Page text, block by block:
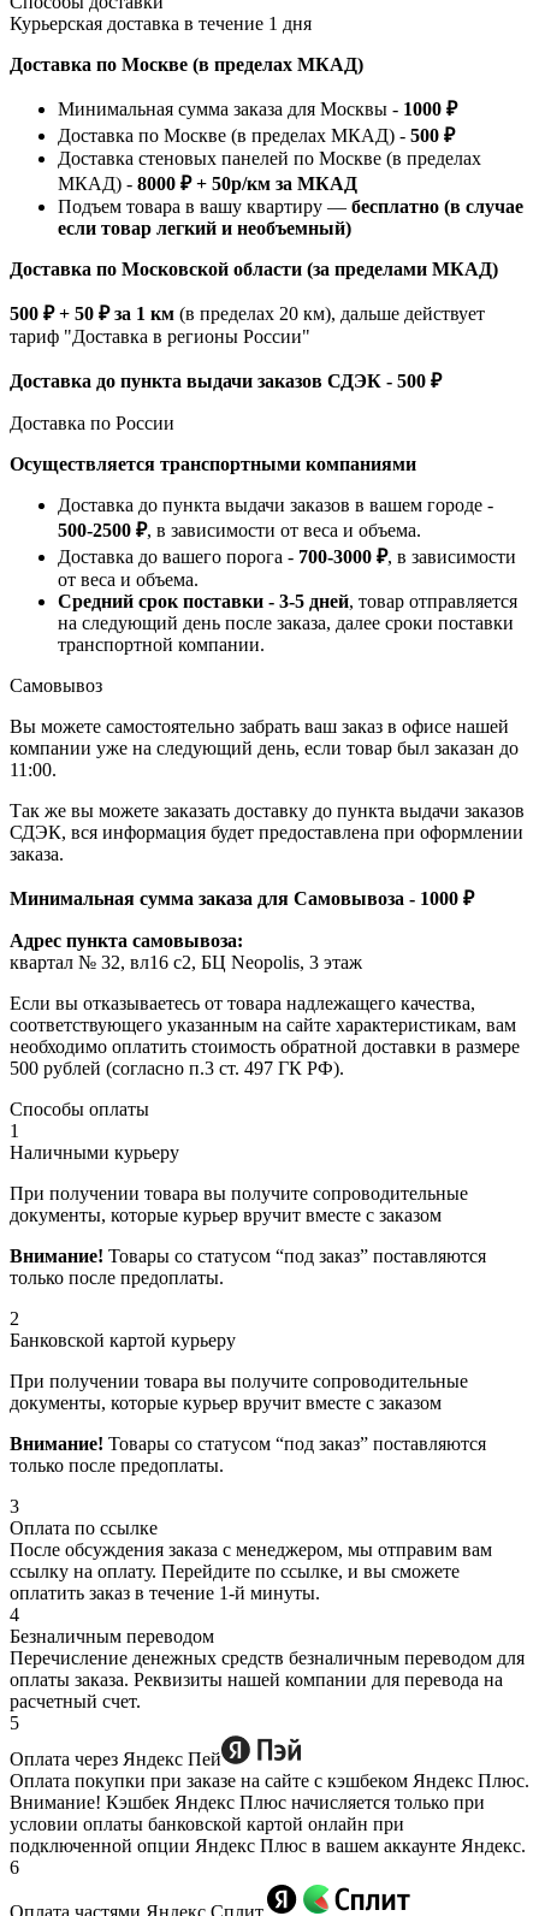
Курьерская доставка в течение 1 дня
Доставка по Москве (в пределах МКАД)
Минимальная сумма заказа для Москвы - 1000 ₽
Доставка по Москве (в пределах МКАД) - 500 ₽
Доставка стеновых панелей по Москве (в пределах
МКАД) - 8000 ₽ + 50р/км за МКАД
Подъем товара в вашу квартиру — бесплатно (в случае
если товар легкий и необъемный)
Доставка по Московской области (за пределами МКАД)
500 ₽ + 50 ₽ за 1 км (в пределах 20 км), дальше действует
тариф "Доставка в регионы России"
Доставка до пункта выдачи заказов СДЭК - 500 ₽
Доставка по России
Осуществляется транспортными компаниями
Доставка до пункта выдачи заказов в вашем городе -
500-2500 ₽, в зависимости от веса и объема.
Доставка до вашего порога - 700-3000 ₽, в зависимости
от веса и объема.
Средний срок поставки - 3-5 дней, товар отправляется
на следующий день после заказа, далее сроки поставки
транспортной компании.
Самовывоз
Вы можете самостоятельно забрать ваш заказ в офисе нашей
компании уже на следующий день, если товар был заказан до
11:00.
Так же вы можете заказать доставку до пункта выдачи заказов
СДЭК, вся информация будет предоставлена при оформлении
заказа.
Минимальная сумма заказа для Самовывоза - 1000 ₽
Адрес пункта самовывоза:
квартал № 32, вл16 с2, БЦ Neopolis, 3 этаж
Если вы отказываетесь от товара надлежащего качества,
соответствующего указанным на сайте характеристикам, вам
необходимо оплатить стоимость обратной доставки в размере
500 рублей (согласно п.3 ст. 497 ГК РФ).
Способы оплаты
1
Наличными курьеру
При получении товара вы получите сопроводительные
документы, которые курьер вручит вместе с заказом
Внимание! Товары со статусом “под заказ” поставляются
только после предоплаты.
2
Банковской картой курьеру
При получении товара вы получите сопроводительные
документы, которые курьер вручит вместе с заказом
Внимание! Товары со статусом “под заказ” поставляются
только после предоплаты.
3
Оплата по ссылке
После обсуждения заказа с менеджером, мы отправим вам
ссылку на оплату. Перейдите по ссылке, и вы сможете
оплатить заказ в течение 1-й минуты.
4
Безналичным переводом
Перечисление денежных средств безналичным переводом для
оплаты заказа. Реквизиты нашей компании для перевода на
расчетный счет.
5
Оплата через Яндекс Пей
Оплата покупки при заказе на сайте с кэшбеком Яндекс Плюс.
Внимание! Кэшбек Яндекс Плюс начисляется только при
условии оплаты банковской картой онлайн при
подключенной опции Яндекс Плюс в вашем аккаунте Яндекс.
6